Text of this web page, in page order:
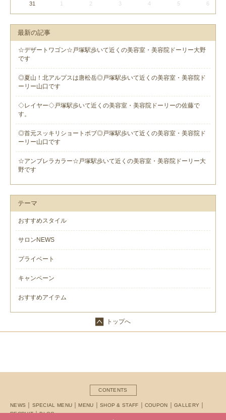
31
2 3 4 5 6
最新の記事
☆デザートワゴン☆戸塚駅歩いて近くの美容室・美容院ドーリー大野
です
◎夏山！北アルプスは唐松岳◎戸塚駅歩いて近くの美容室・美容院ド
ーリー山口です
◇レイヤー◇戸塚駅歩いて近くの美容室・美容院ドーリーの佐藤で
す。
◎首元スッキリショートボブ◎戸塚駅歩いて近くの美容室・美容院ド
ーリー山口です
☆アンブレラカラー☆戸塚駅歩いて近くの美容室・美容院ドーリー大
野です
テーマ
おすすめスタイル
サロンNEWS
プライベート
キャンペーン
おすすめアイテム
トップへ
CONTENTS
NEWS SPECIAL MENU MENU SHOP & STAFF COUPON
GALLERY
RECRUIT
BLOG